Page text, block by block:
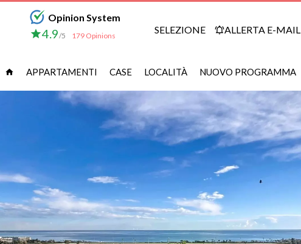
Opinion System
4.9/5 179 Opinions
SELEZIONE ALLERTA E-MAIL
APPARTAMENTI CASE LOCALITÀ NUOVO PROGRAMMA